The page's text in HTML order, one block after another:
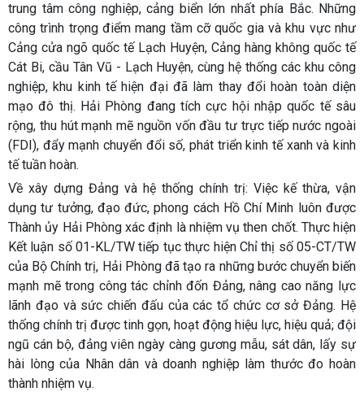
trung tâm công nghiệp, cảng biển lớn nhất phía Bắc. Những
công trình trọng điểm mang tầm cỡ quốc gia và khu vực như
Cảng cửa ngõ quốc tế Lạch Huyện, Cảng hàng không quốc tế
Cát Bi, cầu Tân Vũ - Lạch Huyện, cùng hệ thống các khu công
nghiệp, khu kinh tế hiện đại đã làm thay đổi hoàn toàn diện
mạo đô thị. Hải Phòng đang tích cực hội nhập quốc tế sâu
rộng, thu hút mạnh mẽ nguồn vốn đầu tư trực tiếp nước ngoài
(FDI), đẩy mạnh chuyển đổi số, phát triển kinh tế xanh và kinh
tế tuần hoàn.
Về xây dựng Đảng và hệ thống chính trị: Việc kế thừa, vận
dụng tư tưởng, đạo đức, phong cách Hồ Chí Minh luôn được
Thành ủy Hải Phòng xác định là nhiệm vụ then chốt. Thực hiện
Kết luận số 01-KL/TW tiếp tục thực hiện Chỉ thị số 05-CT/TW
của Bộ Chính trị, Hải Phòng đã tạo ra những bước chuyển biến
mạnh mẽ trong công tác chỉnh đốn Đảng, nâng cao năng lực
lãnh đạo và sức chiến đấu của các tổ chức cơ sở Đảng. Hệ
thống chính trị được tinh gọn, hoạt động hiệu lực, hiệu quả; đội
ngũ cán bộ, đảng viên ngày càng gương mẫu, sát dân, lấy sự
hài lòng của Nhân dân và doanh nghiệp làm thước đo hoàn
thành nhiệm vụ.